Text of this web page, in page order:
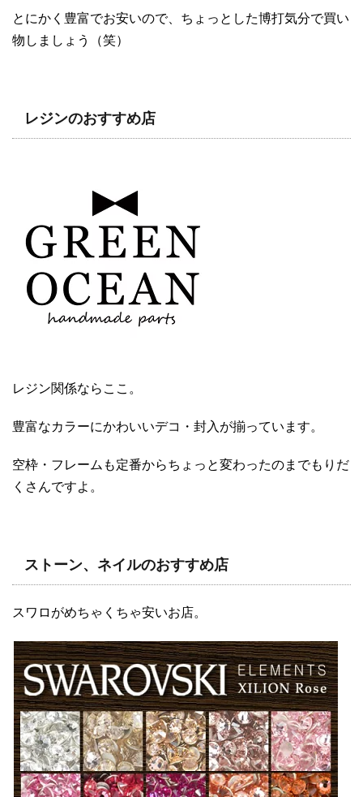
とにかく豊富でお安いので、ちょっとした博打気分で買い
物しましょう（笑）
レジンのおすすめ店
レジン関係ならここ。
豊富なカラーにかわいいデコ・封入が揃っています。
空枠・フレームも定番からちょっと変わったのまでもりだ
くさんですよ。
ストーン、ネイルのおすすめ店
スワロがめちゃくちゃ安いお店。